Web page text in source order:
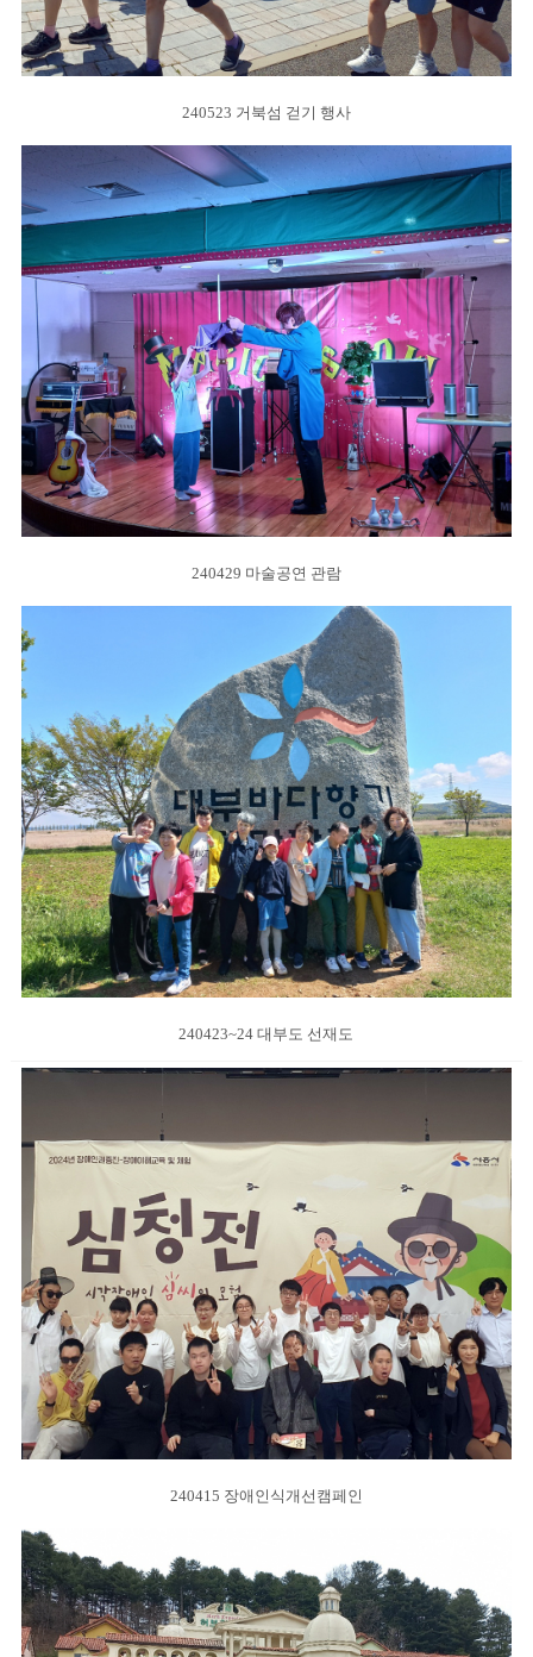
240523 거북섬 걷기 행사
240429 마술공연 관람
240423~24 대부도 선재도
240415 장애인식개선캠페인